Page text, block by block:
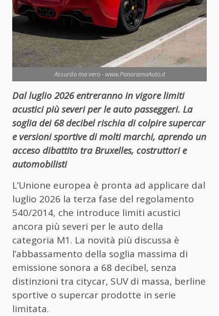
Assurdo ma vero - www.PanoramaAuto.it
Dal luglio 2026 entreranno in vigore limiti
acustici più severi per le auto passeggeri. La
soglia dei 68 decibel rischia di colpire supercar
e versioni sportive di molti marchi, aprendo un
acceso dibattito tra Bruxelles, costruttori e
automobilisti
L’Unione europea è pronta ad applicare dal
luglio 2026 la terza fase del regolamento
540/2014, che introduce limiti acustici
ancora più severi per le auto della
categoria M1. La novità più discussa è
l’abbassamento della soglia massima di
emissione sonora a 68 decibel, senza
distinzioni tra citycar, SUV di massa, berline
sportive o supercar prodotte in serie
limitata.